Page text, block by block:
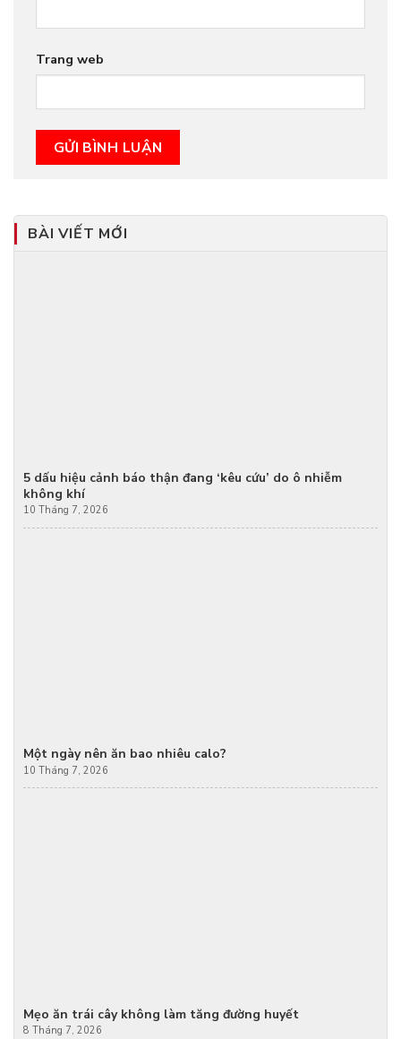
Trang web
BÀI VIẾT MỚI
5 dấu hiệu cảnh báo thận đang ‘kêu cứu’ do ô nhiễm
không khí
10 Tháng 7, 2026
Một ngày nên ăn bao nhiêu calo?
10 Tháng 7, 2026
Mẹo ăn trái cây không làm tăng đường huyết
8 Tháng 7, 2026